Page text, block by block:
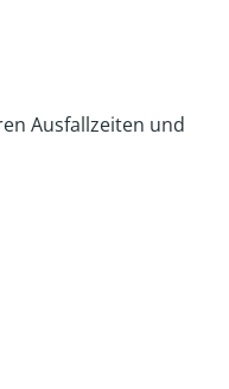
Ausfallzeiten und